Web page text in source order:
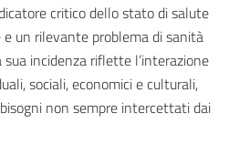
critico dello stato di salute
un rilevante problema di sanità
incidenza riflette l’interazione
sociali, economici e culturali,
non sempre intercettati dai